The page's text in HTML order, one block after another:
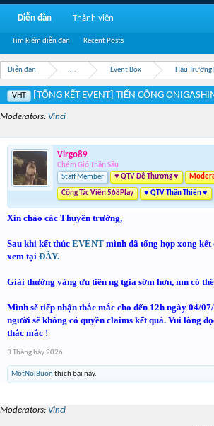
Diễn đàn ... Event Box Hậu Trường
VHT [TỔNG KẾT EVENT] TIẾN CÔNG
Moderators: Vinci
Virgo89
Chém Gió Thần Sầu
Staff Member
♥ QTV Dễ Thương ♥
Cộng Tác Viên 568Play ♥ QTV Thân Thiện ♥
Xin chào các Thuyền trưởng,
Sau khi kết thúc EVENT mình đã tổng hợp xong
xem tại ĐÂY.
Giải thưởng vàng ưu tiên ng tgia sớm hơn, mn có
Mình sẽ tiếp nhận thắc mắc cho đến 12h ngày 04/
người sẽ không có quyền claims kết quả. Vui lòng
thắc mắc !
3 Tháng bảy 2026
MotNoiBuonthích bài này.
Moderators: Vinci
Diễn đàn
Tìm kiếm diễn đàn Recent Posts
Thành viên